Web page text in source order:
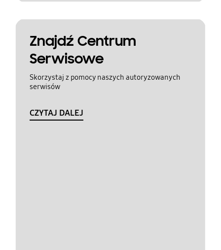
Znajdź Centrum
Serwisowe
Skorzystaj z pomocy naszych autoryzowanych
serwisów
CZYTAJ DALEJ